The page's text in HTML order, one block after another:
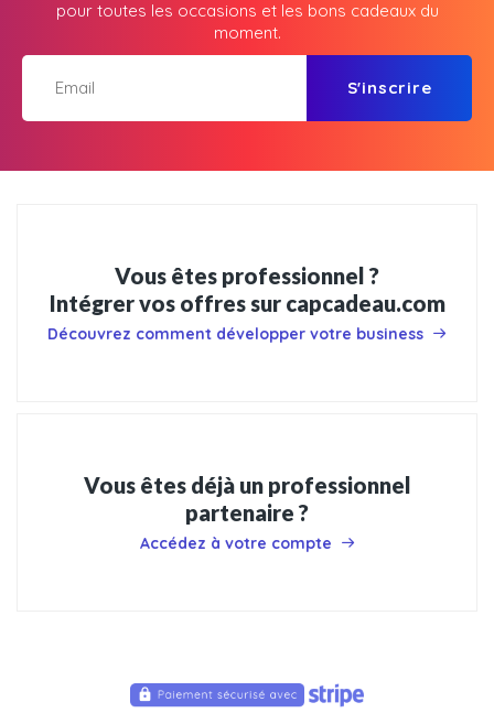
pour toutes les occasions et les bons cadeaux du
moment.
S'inscrire
Vous êtes professionnel ?
Intégrer vos offres sur capcadeau.com
Découvrez comment développer votre business
Vous êtes déjà un professionnel
partenaire ?
Accédez à votre compte